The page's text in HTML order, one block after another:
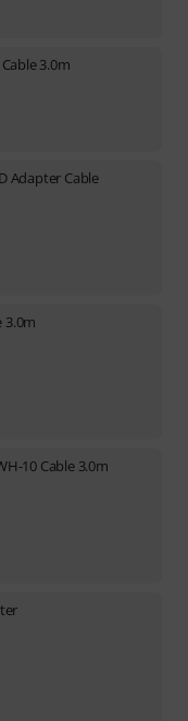
3.0m
Adapter Cable
3.0m
10 Cable 3.0m